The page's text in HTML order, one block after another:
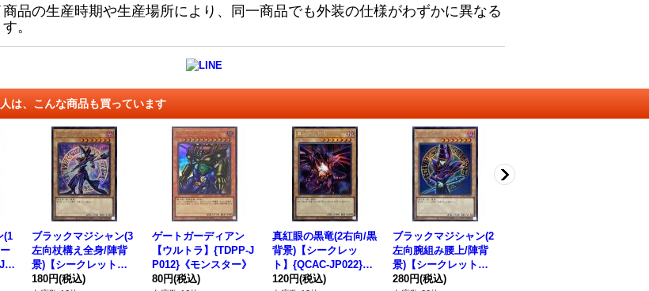
品の生産時期や生産場所により、同一商品でも外装の仕様がわずかに異なる
。
は、こんな商品も買っています
(1
ブラックマジシャン(3
左向杖構え全身/陣背
景)【シークレット】
{QCAC-JP018}《モン
180円(税込)
ゲートガーディアン
【ウルトラ】{TDPP-J
P012}《モンスター》
80円(税込)
真紅眼の黒竜(2右向/黒
背景)【シークレッ
ト】{QCAC-JP022}
《モンスター》
120円(税込)
ブラックマジシャン(2
左向腕組み腰上/陣背
景)【シークレット】
{QCAC-JP018}《モン
280円(税込)